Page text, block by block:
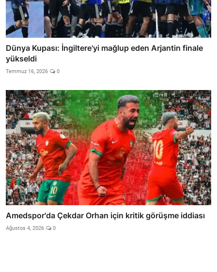
Dünya Kupası: İngiltere'yi mağlup eden Arjantin finale
yükseldi
Temmuz 16, 2026 0
Amedspor'da Çekdar Orhan için kritik görüşme iddiası
Ağustos 4, 2026 0